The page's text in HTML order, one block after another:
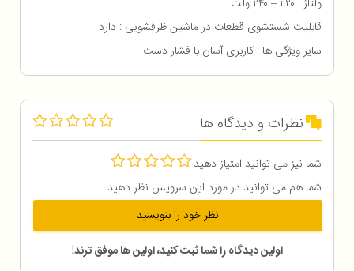
قابلیت شستشوی قطعات در ماشین ظرفشویی : دارد
ساير ویژگی ها : کاربری آسان با فشار دست
نظرات و دیدگاه ها
شما نیز می توانید امتیاز دهید
شما هم می توانید در مورد این سرویس نظر دهید
نظر خود را بنویسید
اولین دیدگاه را شما ثبت کنید، اولین ها موفق ترند!